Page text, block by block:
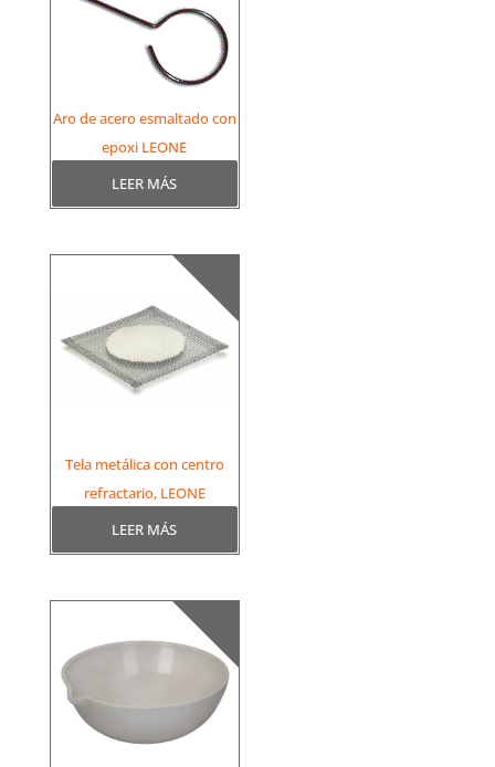
Aro de acero esmaltado con
epoxi LEONE
LEER MÁS
Tela metálica con centro
refractario, LEONE
LEER MÁS